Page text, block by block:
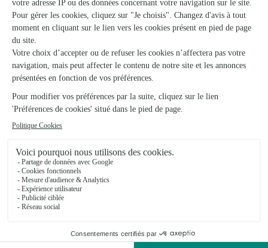
Le Papyrus
Serres Castet
Voir la boutique